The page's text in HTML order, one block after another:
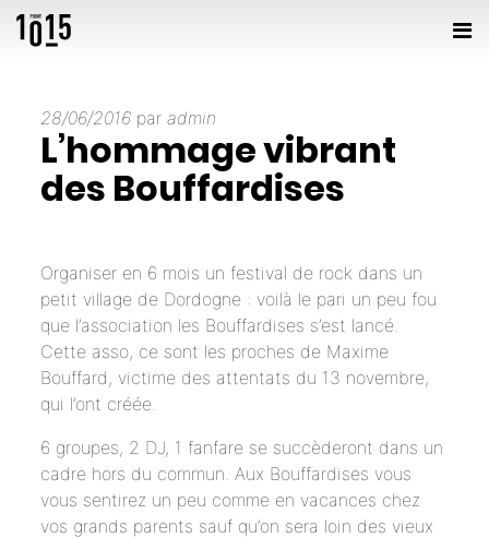
L’hommage vibrant
des Bouffardises
28/06/2016 paradmin
Organiser en 6 mois un festival de rock dans un
petit village de Dordogne : voilà le pari un peu fou
que l’association les Bouffardises s’est lancé.
Cette asso, ce sont les proches de Maxime
Bouffard, victime des attentats du 13 novembre,
qui l’ont créée.
6 groupes, 2 DJ, 1 fanfare se succèderont dans un
cadre hors du commun. Aux Bouffardises vous
vous sentirez un peu comme en vacances chez
vos grands parents sauf qu’on sera loin des vieux